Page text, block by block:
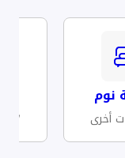
١٧ عقارات أخرى